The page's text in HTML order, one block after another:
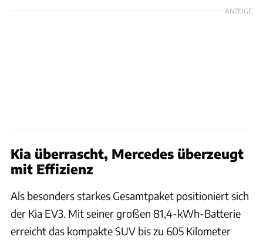
ANZEIGE
Kia überrascht, Mercedes überzeugt
mit Effizienz
Als besonders starkes Gesamtpaket positioniert sich
der Kia EV3. Mit seiner großen 81,4-kWh-Batterie
erreicht das kompakte SUV bis zu 605 Kilometer